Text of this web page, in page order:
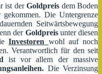
ist derGoldpreis dem Boden
Die Untergrenze
Seitwärtsbewegung
der Goldpreisunter diesen
Investoren wohl auf noch
Verantwortlich für den seit
ist vor allem der massive
Die Verzinsung